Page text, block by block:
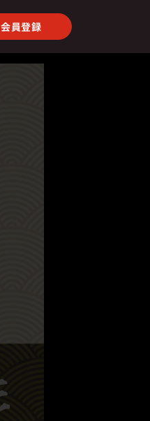
会員登録